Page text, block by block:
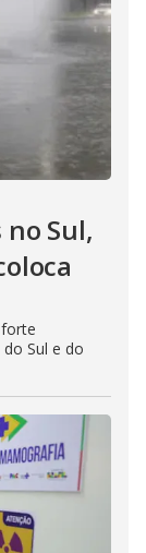
Sul,
Sul e do